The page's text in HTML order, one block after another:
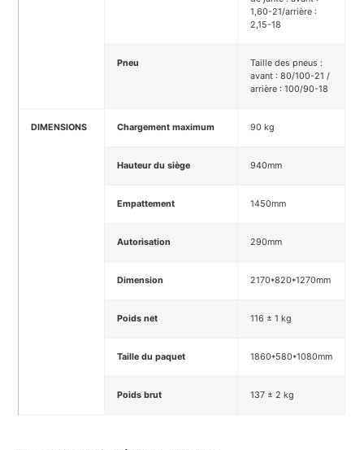
1,60-21/arrière :
2,15-18
Pneu
Taille des pneus :
avant : 80/100-21 /
arrière : 100/90-18
DIMENSIONS Chargement maximum 90 kg
Hauteur du siège 940mm
Empattement 1450mm
Autorisation 290mm
Dimension 2170*820*1270mm
Poids net 116 ± 1 kg
Taille du paquet 1860*580*1080mm
Poids brut 137 ± 2 kg